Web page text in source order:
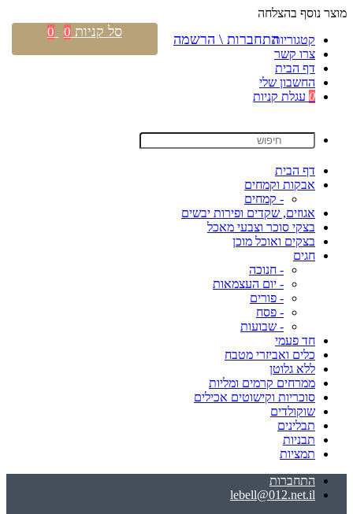
מוצר נוסף בהצלחה
קטגוריות
צרו קשר
דף הבית
החשבון שלי
0 עגלת קניות
דף הבית
אבקות וקמחים
- קמחים
אגוזים, שקדים ופירות יבשים
בצקי סוכר וצבעי מאכל
בצקים ואוכל מוכן
חגים
- חנוכה
- יום העצמאות
- פורים
- פסח
- שבועות
חד פעמי
כלים ואביזרי מטבח
ללא גלוטן
ממרחים קרמים ומליות
סוכריות וקישוטים אכילים
שוקולדים
תבלינים
תבניות
תמציות
התחברות
lebell@012.net.il
התחברות \ הרשמה סל קניות 0
0